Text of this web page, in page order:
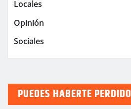
Locales
Opinión
Sociales
PUEDES HABERTE PERDIDO